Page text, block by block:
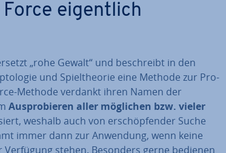
ei­gent­lich
„rohe Gewalt“ und be­schreibt in den
und Spiel­theo­rie eine Methode zur Pro­
Methode verdankt ihren Namen der
Aus­pro­bie­ren aller möglichen bzw. vieler
weshalb auch von er­schöp­fen­der Suche
immer dann zur Anwendung, wenn keine
stehen. Besonders gerne bedienen